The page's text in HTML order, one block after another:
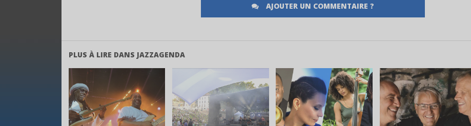
AJOUTER UN COMMENTAIRE ?
PLUS À LIRE DANS JAZZAGENDA
LIRE LA
SUITE
LIRE LA
SUITE
LIRE LA
SUITE
LIRE LA
SUITE